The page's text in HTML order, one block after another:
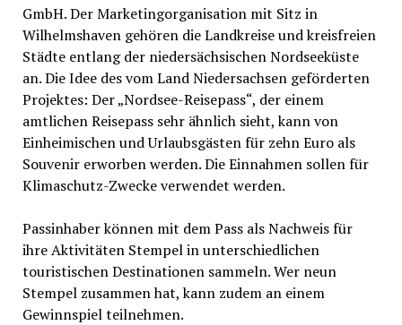
GmbH. Der Marketingorganisation mit Sitz in
Wilhelmshaven gehören die Landkreise und kreisfreien
Städte entlang der niedersächsischen Nordseeküste
an. Die Idee des vom Land Niedersachsen geförderten
Projektes: Der „Nordsee-Reisepass“, der einem
amtlichen Reisepass sehr ähnlich sieht, kann von
Einheimischen und Urlaubsgästen für zehn Euro als
Souvenir erworben werden. Die Einnahmen sollen für
Klimaschutz-Zwecke verwendet werden.
Passinhaber können mit dem Pass als Nachweis für
ihre Aktivitäten Stempel in unterschiedlichen
touristischen Destinationen sammeln. Wer neun
Stempel zusammen hat, kann zudem an einem
Gewinnspiel teilnehmen.